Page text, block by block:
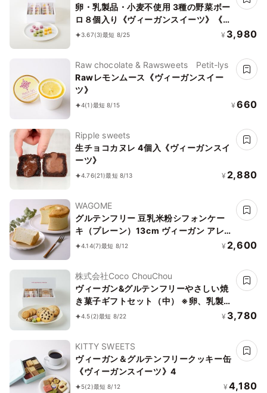
卵・乳製品・小麦不使用 3種の野菜ボー
ロ８個入り《ヴィーガンスイーツ》《グ
ルテンフリー》
3.67(3)最短 8/25 ¥ 3,980
Raw chocolate & Rawsweets Petit-lys
Rawレモンムース《ヴィーガンスイー
ツ》
4(1)最短 8/15 ¥ 660
Ripple sweets
生チョコカヌレ 4個入《ヴィーガンスイ
ーツ》
4.76(21)最短 8/13 ¥ 2,880
WAGOME
グルテンフリー 豆乳米粉シフォンケー
キ（プレーン）13cm ヴィーガン アレ
ルギー対応 小麦なし 卵なし 乳なし《ヴ
4.14(7)最短 8/12 ¥ 2,600
株式会社Coco ChouChou
ヴィーガン&グルテンフリーやさしい焼
き菓子ギフトセット（中） ※卵、乳製
品、小麦粉、白砂糖不使用 《ヴィーガ
4.5(2)最短 8/22 ¥ 3,780
KITTY SWEETS
ヴィーガン＆グルテンフリークッキー缶
《ヴィーガンスイーツ》4
5(2)最短 8/12 ¥ 4,180